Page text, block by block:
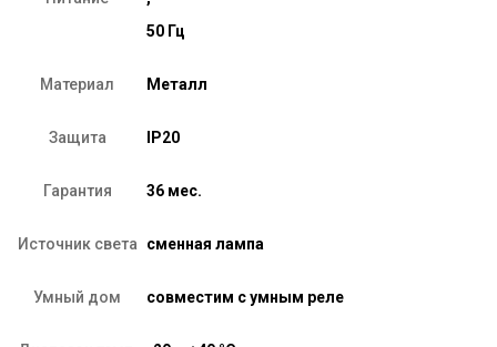
50 Гц
Материал Металл
Защита IP20
Гарантия 36 мес.
Источник света сменная лампа
Умный дом совместим с умным реле